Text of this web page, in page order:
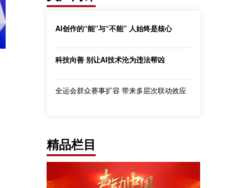
AI创作的“能”与“不能” 人始终是核心
科技向善 别让AI技术沦为违法帮凶
全运会群众赛事扩容 带来多层次联动效应
精品栏目